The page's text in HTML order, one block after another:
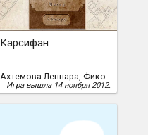
Карсифан
Ахтемова Леннара, Фиколин Александр
Игра вышла 14 ноября 2012.